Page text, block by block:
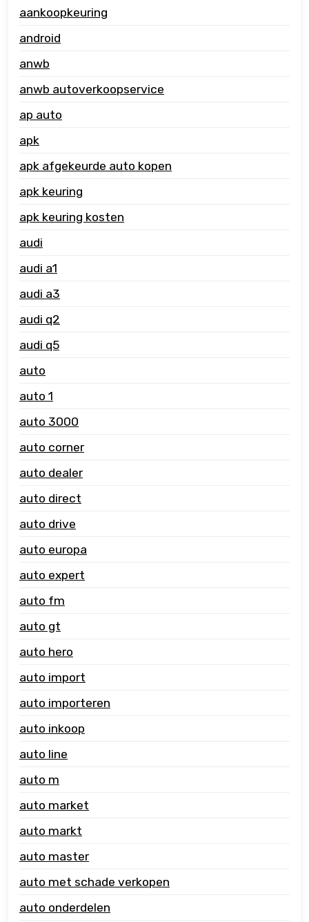
aankoopkeuring
android
anwb
anwb autoverkoopservice
ap auto
apk
apk afgekeurde auto kopen
apk keuring
apk keuring kosten
audi
audi a1
audi a3
audi q2
audi q5
auto
auto 1
auto 3000
auto corner
auto dealer
auto direct
auto drive
auto europa
auto expert
auto fm
auto gt
auto hero
auto import
auto importeren
auto inkoop
auto line
auto m
auto market
auto markt
auto master
auto met schade verkopen
auto onderdelen